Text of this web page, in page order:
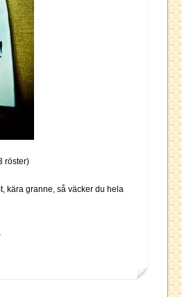
röster)
kära granne, så väcker du hela